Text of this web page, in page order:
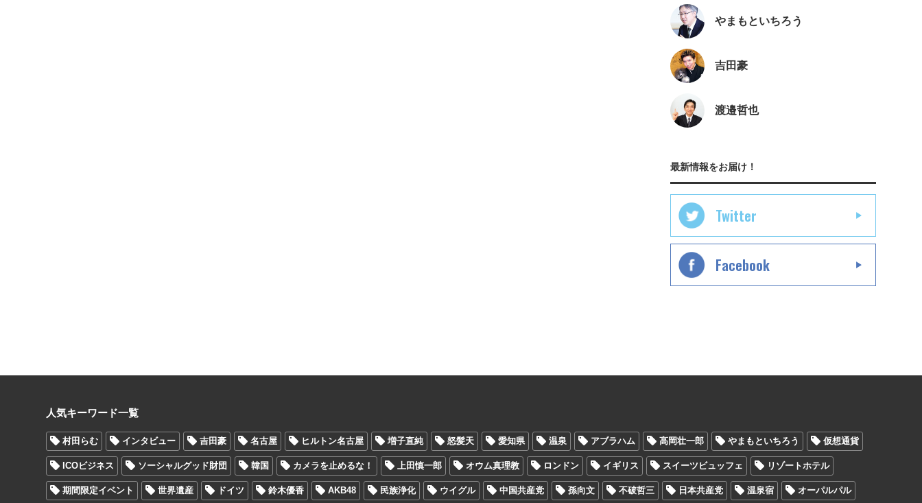
やまもといちろう
吉田豪
渡邉哲也
最新情報をお届け！
Twitter
Facebook
人気キーワード一覧
村田らむ インタビュー 吉田豪 名古屋 ヒルトン名古屋 増子直純 怒髪天 愛知県 温泉 アブラハム 高岡壮一郎 やまもといちろう 仮想通貨
ICOビジネス ソーシャルグッド財団 韓国 カメラを止めるな！ 上田慎一郎 オウム真理教 ロンドン イギリス スイーツビュッフェ リゾートホテル
期間限定イベント 世界遺産 ドイツ 鈴木優香 AKB48 民族浄化 ウイグル 中国共産党 孫向文 不破哲三 日本共産党 温泉宿 オーパルパル